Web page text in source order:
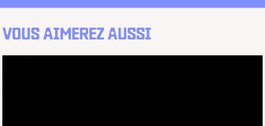
VOUS AIMEREZ AUSSI